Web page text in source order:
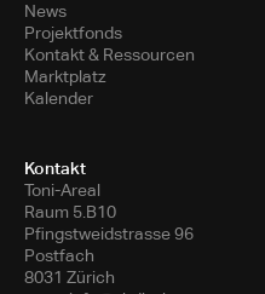
News
Projektfonds
Kontakt & Ressourcen
Marktplatz
Kalender
Kontakt
Toni-Areal
Raum 5.B10
Pfingstweidstrasse 96
Postfach
8031 Zürich